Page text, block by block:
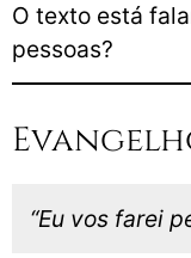
O texto está
pessoas?
“Eu vos farei